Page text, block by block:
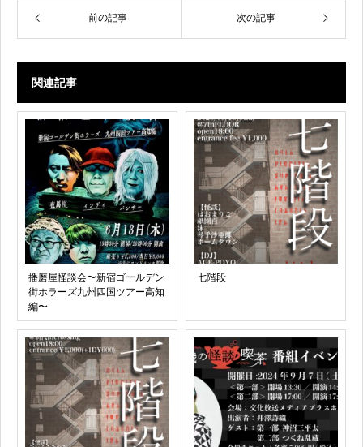
前の記事 次の記事
関連記事
播磨屋怪談会〜新宿ゴールデン
街ホラーズ九州四国ツアー高知
編〜
七階段